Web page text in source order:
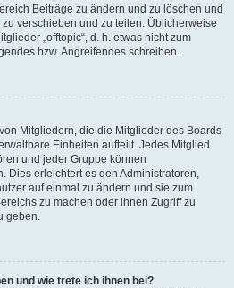
Beiträge zu ändern und zu löschen und
verschieben und zu teilen. Üblicherweise
„offtopic“, d. h. etwas nicht zum
bzw. Angreifendes schreiben.
Mitgliedern, die die Mitglieder des Boards
Einheiten aufteilt. Jedes Mitglied
und jeder Gruppe können
Dies erleichtert es den Administratoren,
auf einmal zu ändern und sie zum
zu machen oder ihnen Zugriff zu
geben.
und wie trete ich ihnen bei?